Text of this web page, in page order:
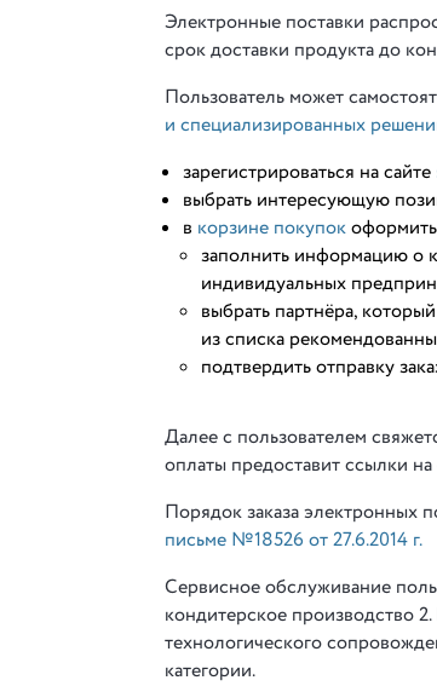
Электронные поставки
срок доставки продукта до
Пользователь может
и специализированных
зарегистрироваться на сайте
выбрать интересующую
в корзине покупокоформить
заполнить информацию о
индивидуальных
выбрать партнёра,
из списка
подтвердить отправку
Далее с пользователем
оплаты предоставит ссылки
Порядок заказа электронных
письме №18526 от 27.6.2014 г.
Сервисное обслуживание
кондитерское производство
технологического
категории.